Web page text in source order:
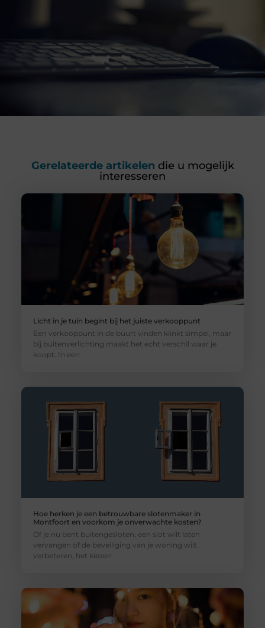
Gerelateerde artikelen die u mogelijk
interesseren
Licht in je tuin begint bij het juiste verkooppunt
Een verkooppunt in de buurt vinden klinkt simpel, maar
bij buitenverlichting maakt het echt verschil waar je
koopt. In een
Hoe herken je een betrouwbare slotenmaker in
Montfoort en voorkom je onverwachte kosten?
Of je nu bent buitengesloten, een slot wilt laten
vervangen of de beveiliging van je woning wilt
verbeteren, het kiezen